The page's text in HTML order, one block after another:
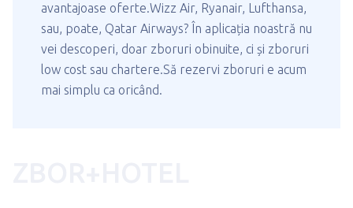
avantajoase oferte.Wizz Air, Ryanair, Lufthansa,
sau, poate, Qatar Airways? În aplicația noastră nu
vei descoperi, doar zboruri obinuite, ci și zboruri
low cost sau chartere.Să rezervi zboruri e acum
mai simplu ca oricând.